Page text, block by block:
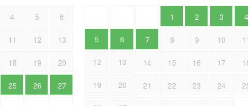
4 5 6
11 12 13
18 19 20
25 26 27
1 2 3 4
5 6 7 8 9 10 11
12 13 14 15 16 17
19 20 21 22 23 24